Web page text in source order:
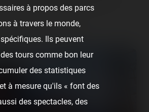
à propos des parcs
à travers le monde,
Ils peuvent
tours comme bon leur
des statistiques
à mesure qu'ils « font des
des spectacles, des